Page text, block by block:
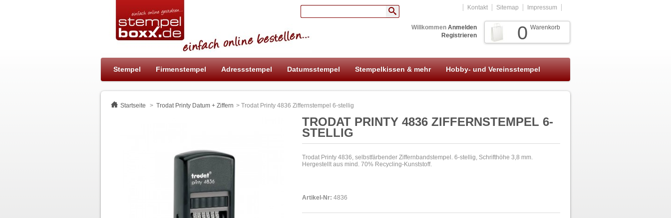
Kontakt Sitemap Impressum
0 Warenkorb
Willkommen Anmelden
Registrieren
Stempel Firmenstempel Adressstempel Datumsstempel Stempelkissen & mehr Hobby- und Vereinsstempel
Startseite > Trodat Printy Datum + Ziffern > Trodat Printy 4836 Ziffernstempel 6-stellig
TRODAT PRINTY 4836 ZIFFERNSTEMPEL 6-
STELLIG
Trodat Printy 4836, selbstfärbender Ziffernbandstempel. 6-stellig, Schrifthöhe 3,8 mm.
Hergestellt aus mind. 70% Recycling-Kunststoff.
Artikel-Nr: 4836